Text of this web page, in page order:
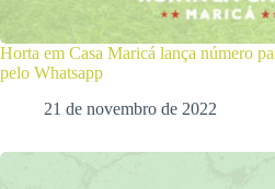
Horta em Casa Maricá lança número
pelo Whatsapp
21 de novembro de 2022